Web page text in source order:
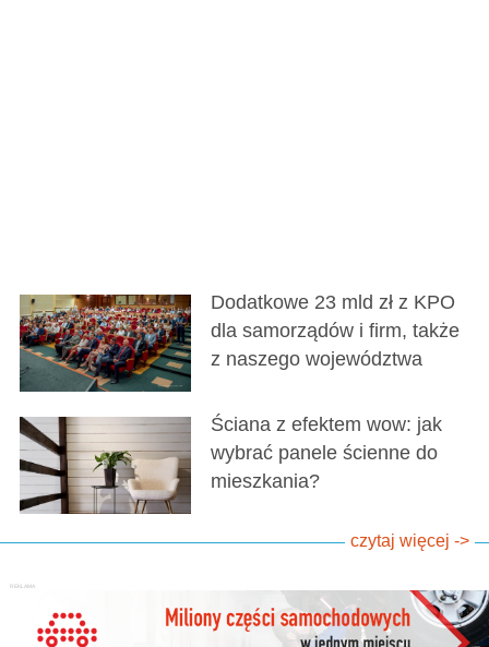
Dodatkowe 23 mld zł z KPO
dla samorządów i firm, także
z naszego województwa
Ściana z efektem wow: jak
wybrać panele ścienne do
mieszkania?
czytaj więcej ->